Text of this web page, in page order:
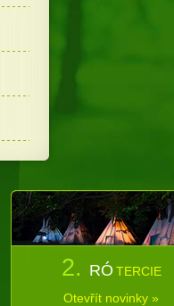
2. RÓ TERCIE
Otevřít novinky »